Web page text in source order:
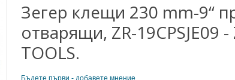
Зегер клещи 230 mm-9“
отварящи, ZR-19CPSJE09 -
TOOLS.
Бъдете първи - добавете мнение